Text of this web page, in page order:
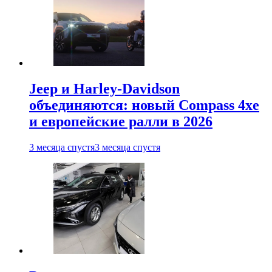
Jeep и Harley-Davidson
объединяются: новый Compass 4xe
и европейские ралли в 2026
3 месяца спустя3 месяца спустя